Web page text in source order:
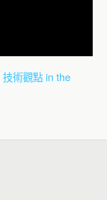
技術觀點 in the